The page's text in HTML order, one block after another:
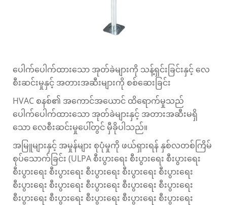
ပေါက်ပေါက်ထားသော အုတ်ခဲများကို သန့်ရှင်းခြင်းနှင့် လေ
စီးဆင်းမှုနှင့် အတားအဆီးများကို စစ်ဆေးခြင်း
HVAC စနစ်၏ အကောင်အယောင် ထိရောက်မှုသည်
ပေါက်ပေါက်ထားသော အုတ်ခဲများနှင့် အတားအဆီးမရှိ
သော လေစီးဆင်းမှုပေါ်တွင် မှီခိုပါသည်။
အမြူများနှင့် အမှုန်များ စုပုံမှုကို ဖယ်ရှားရန် နှစ်လတစ်ကြိမ်
စုပ်သောက်ခြင်း (ULPA စီးပွားရေး စီးပွားရေး စီးပွားရေး
စီးပွားရေး စီးပွားရေး စီးပွားရေး စီးပွားရေး စီးပွားရေး
စီးပွားရေး စီးပွားရေး စီးပွားရေး စီးပွားရေး စီးပွားရေး
စီးပွားရေး စီးပွားရေး စီးပွားရေး စီးပွားရေး စီးပွားရေး